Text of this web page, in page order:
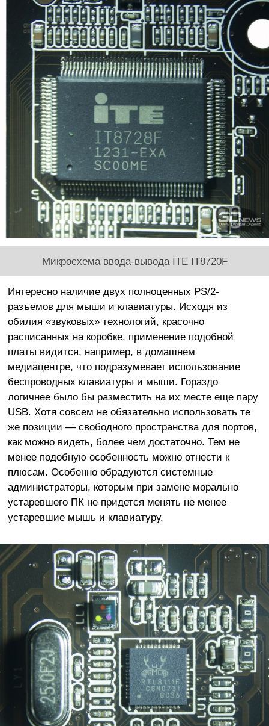
Микросхема ввода-вывода ITE IT8720F
Интересно наличие двух полноценных PS/2-
разъемов для мыши и клавиатуры. Исходя из
обилия «звуковых» технологий, красочно
расписанных на коробке, применение подобной
платы видится, например, в домашнем
медиацентре, что подразумевает использование
беспроводных клавиатуры и мыши. Гораздо
логичнее было бы разместить на их месте еще пару
USB. Хотя совсем не обязательно использовать те
же позиции — свободного пространства для портов,
как можно видеть, более чем достаточно. Тем не
менее подобную особенность можно отнести к
плюсам. Особенно обрадуются системные
администраторы, которым при замене морально
устаревшего ПК не придется менять не менее
устаревшие мышь и клавиатуру.